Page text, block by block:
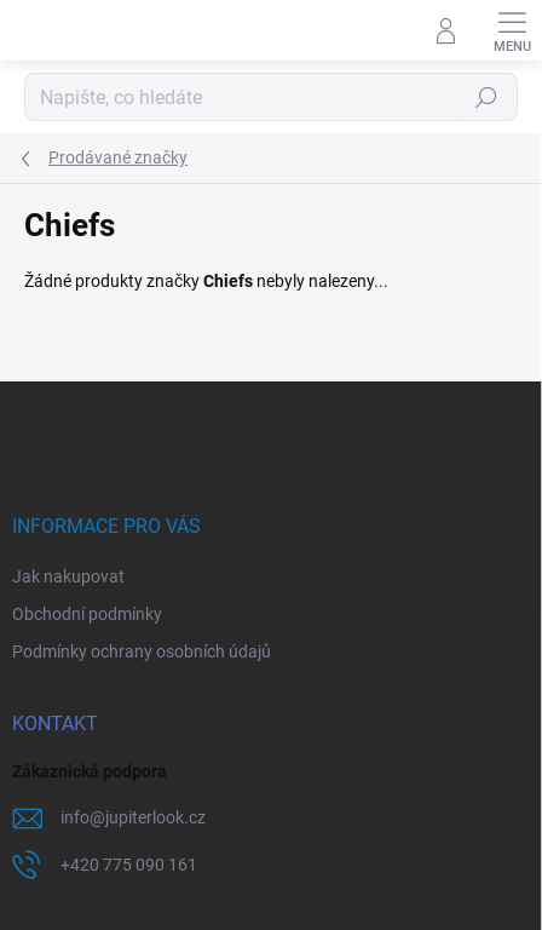
Hledat
Prodávané značky
Chiefs
Žádné produkty značkyChiefs nebyly nalezeny...
INFORMACE PRO VÁS
Jak nakupovat
Obchodní podmínky
Podmínky ochrany osobních údajů
KONTAKT
Zákaznická podpora
info@jupiterlook.cz
+420 775 090 161